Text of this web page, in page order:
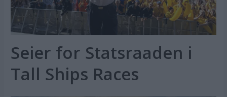
Seier for Statsraaden i
Tall Ships Races